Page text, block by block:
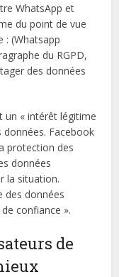
WhatsApp et
du point de vue
: (Whatsapp
du RGPD,
des données
un « intérêt légitime
données. Facebook
protection des
données
la situation.
des données
confiance ».
de